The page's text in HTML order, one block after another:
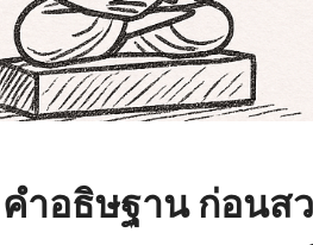
คำอธิษฐาน ก่อนส